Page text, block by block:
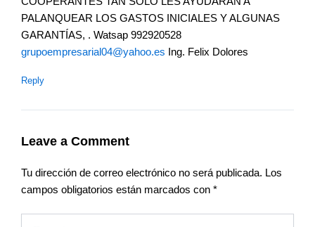
PALANQUEAR LOS GASTOS INICIALES Y ALGUNAS
GARANTÍAS, . Watsap 992920528
grupoempresarial04@yahoo.es Ing. Felix Dolores
Reply
Leave a Comment
Tu dirección de correo electrónico no será publicada. Los
campos obligatorios están marcados con *